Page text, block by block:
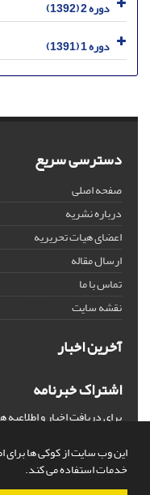
این وب سایت از کوکی ها برای
خدمات استفاده می کند.
دوره 2 (1392)
دوره 1 (1391)
دسترسی سریع
صفحه اصلی
درباره نشریه
اعضای هیات تحریریه
ارسال مقاله
تماس با ما
نقشه سایت
آخرین اخبار
اشتراک خبرنامه
برای دریافت اخبار و